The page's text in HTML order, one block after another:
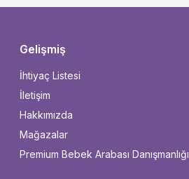
Gelişmiş
İhtiyaç Listesi
İletişim
Hakkımızda
Mağazalar
Premium Bebek Arabası Danışmanlığı